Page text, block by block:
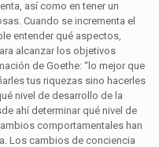
así como en tener un
Cuando se incrementa el
entender qué aspectos,
alcanzar los objetivos
de Goethe: “lo mejor que
tus riquezas sino hacerles
nivel de desarrollo de la
ahí determinar qué nivel de
comportamentales han
Los cambios de conciencia